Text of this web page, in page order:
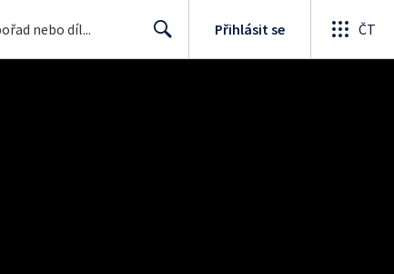
Přihlásit se ČT